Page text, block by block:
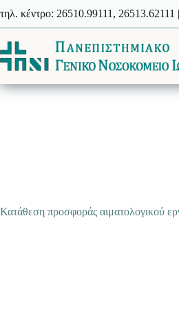
στο
περιεχόμενο
τηλ. κέντρο: 26510.99111, 26513.62111
Κατάθεση προσφοράς αιματολογικού